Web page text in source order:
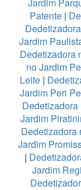
Patente |
Jardim
Dedetizadora
no Jardim
Leite |
Jardim Peri
Jardim
Dedetizadora
Jardim
|
Jardim